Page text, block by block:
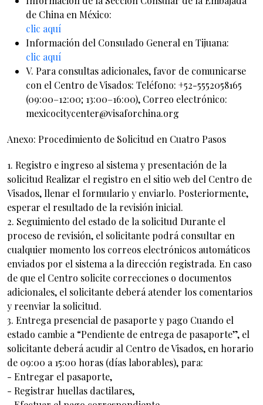
de China en México:
clic aquí
Información del Consulado General en Tijuana:
clic aquí
V. Para consultas adicionales, favor de comunicarse
con el Centro de Visados: Teléfono: +52-5552058165
(09:00–12:00; 13:00–16:00), Correo electrónico:
mexicocitycenter@visaforchina.org
Anexo: Procedimiento de Solicitud en Cuatro Pasos
1. Registro e ingreso al sistema y presentación de la
solicitud Realizar el registro en el sitio web del Centro de
Visados, llenar el formulario y enviarlo. Posteriormente,
esperar el resultado de la revisión inicial.
2. Seguimiento del estado de la solicitud Durante el
proceso de revisión, el solicitante podrá consultar en
cualquier momento los correos electrónicos automáticos
enviados por el sistema a la dirección registrada. En caso
de que el Centro solicite correcciones o documentos
adicionales, el solicitante deberá atender los comentarios
y reenviar la solicitud.
3. Entrega presencial de pasaporte y pago Cuando el
estado cambie a “Pendiente de entrega de pasaporte”, el
solicitante deberá acudir al Centro de Visados, en horario
de 09:00 a 15:00 horas (días laborables), para:
- Entregar el pasaporte,
- Registrar huellas dactilares,